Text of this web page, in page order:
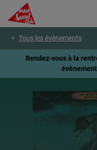
contenu
page
Tous les évènements
Rendez-vous à la